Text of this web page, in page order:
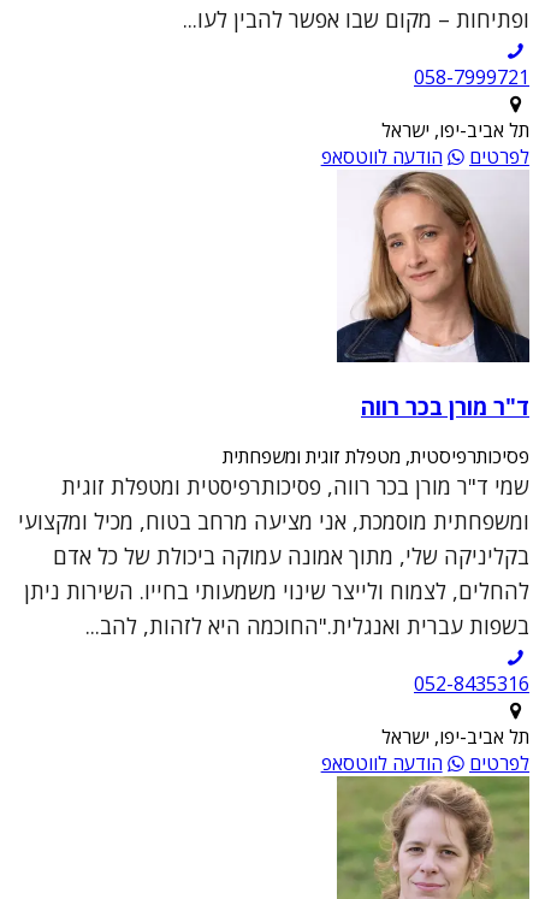
ופתיחות – מקום שבו אפשר להבין לעו...
תל אביב-יפו, ישראל
לפרטים
הודעה לווטסאפ
ד"ר מורן בכר רווה
פסיכותרפיסטית, מטפלת זוגית ומשפחתית
שמי ד"ר מורן בכר רווה, פסיכותרפיסטית ומטפלת זוגית
ומשפחתית מוסמכת, אני מציעה מרחב בטוח, מכיל ומקצועי
בקליניקה שלי, מתוך אמונה עמוקה ביכולת של כל אדם
להחלים, לצמוח ולייצר שינוי משמעותי בחייו. השירות ניתן
בשפות עברית ואנגלית."החוכמה היא לזהות, להב...
052-8435316
תל אביב-יפו, ישראל
לפרטים
הודעה לווטסאפ